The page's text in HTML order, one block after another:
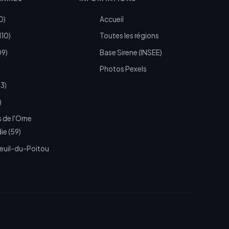
de l'Orne
(59)
du-Poitou
Accueil
Toutes les régions
Base Sirene (INSEE)
Photos Pexels